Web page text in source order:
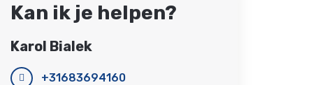
Kan ik je helpen?
Karol Bialek
+31683694160